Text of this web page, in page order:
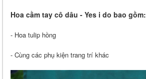
Hoa cầm tay cô dâu - Yes i do bao gồm:
- Hoa tulip hồng
- Cùng các phụ kiện trang trí khác